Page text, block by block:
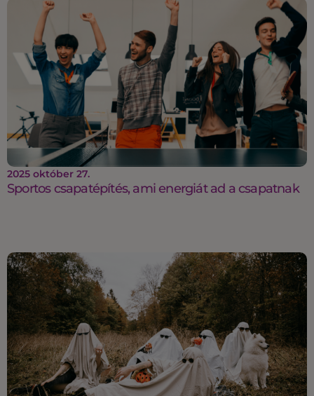
2025 október 27.
Sportos csapatépítés, ami energiát ad a csapatnak